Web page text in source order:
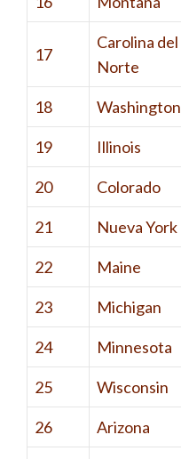
17
Carolina del
Norte
18 Washington
19 Illinois
20 Colorado
21 Nueva York
22 Maine
23 Michigan
24 Minnesota
25 Wisconsin
26 Arizona